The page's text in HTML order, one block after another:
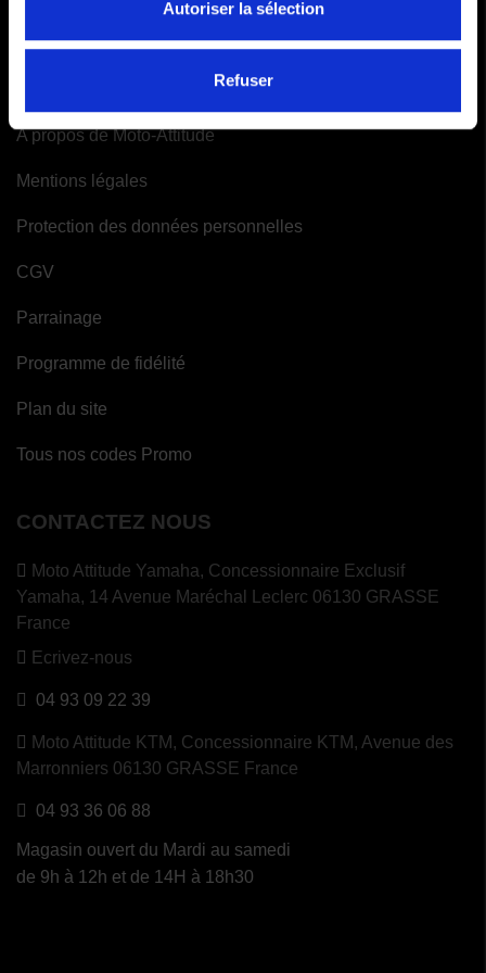
Autoriser la sélection
Refuser
A propos de Moto-Attitude
Mentions légales
Protection des données personnelles
CGV
Parrainage
Programme de fidélité
Plan du site
Tous nos codes Promo
CONTACTEZ NOUS
Moto Attitude Yamaha, Concessionnaire Exclusif
Yamaha, 14 Avenue Maréchal Leclerc 06130 GRASSE
France
Ecrivez-nous
04 93 09 22 39
Moto Attitude KTM, Concessionnaire KTM, Avenue des
Marronniers 06130 GRASSE France
04 93 36 06 88
Magasin ouvert du Mardi au samedi
de 9h à 12h et de 14H à 18h30